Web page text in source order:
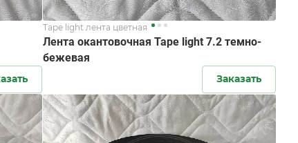
Tape light лента цветная
Лента окантовочная Tape light 7.2 темно-
бежевая
Заказать